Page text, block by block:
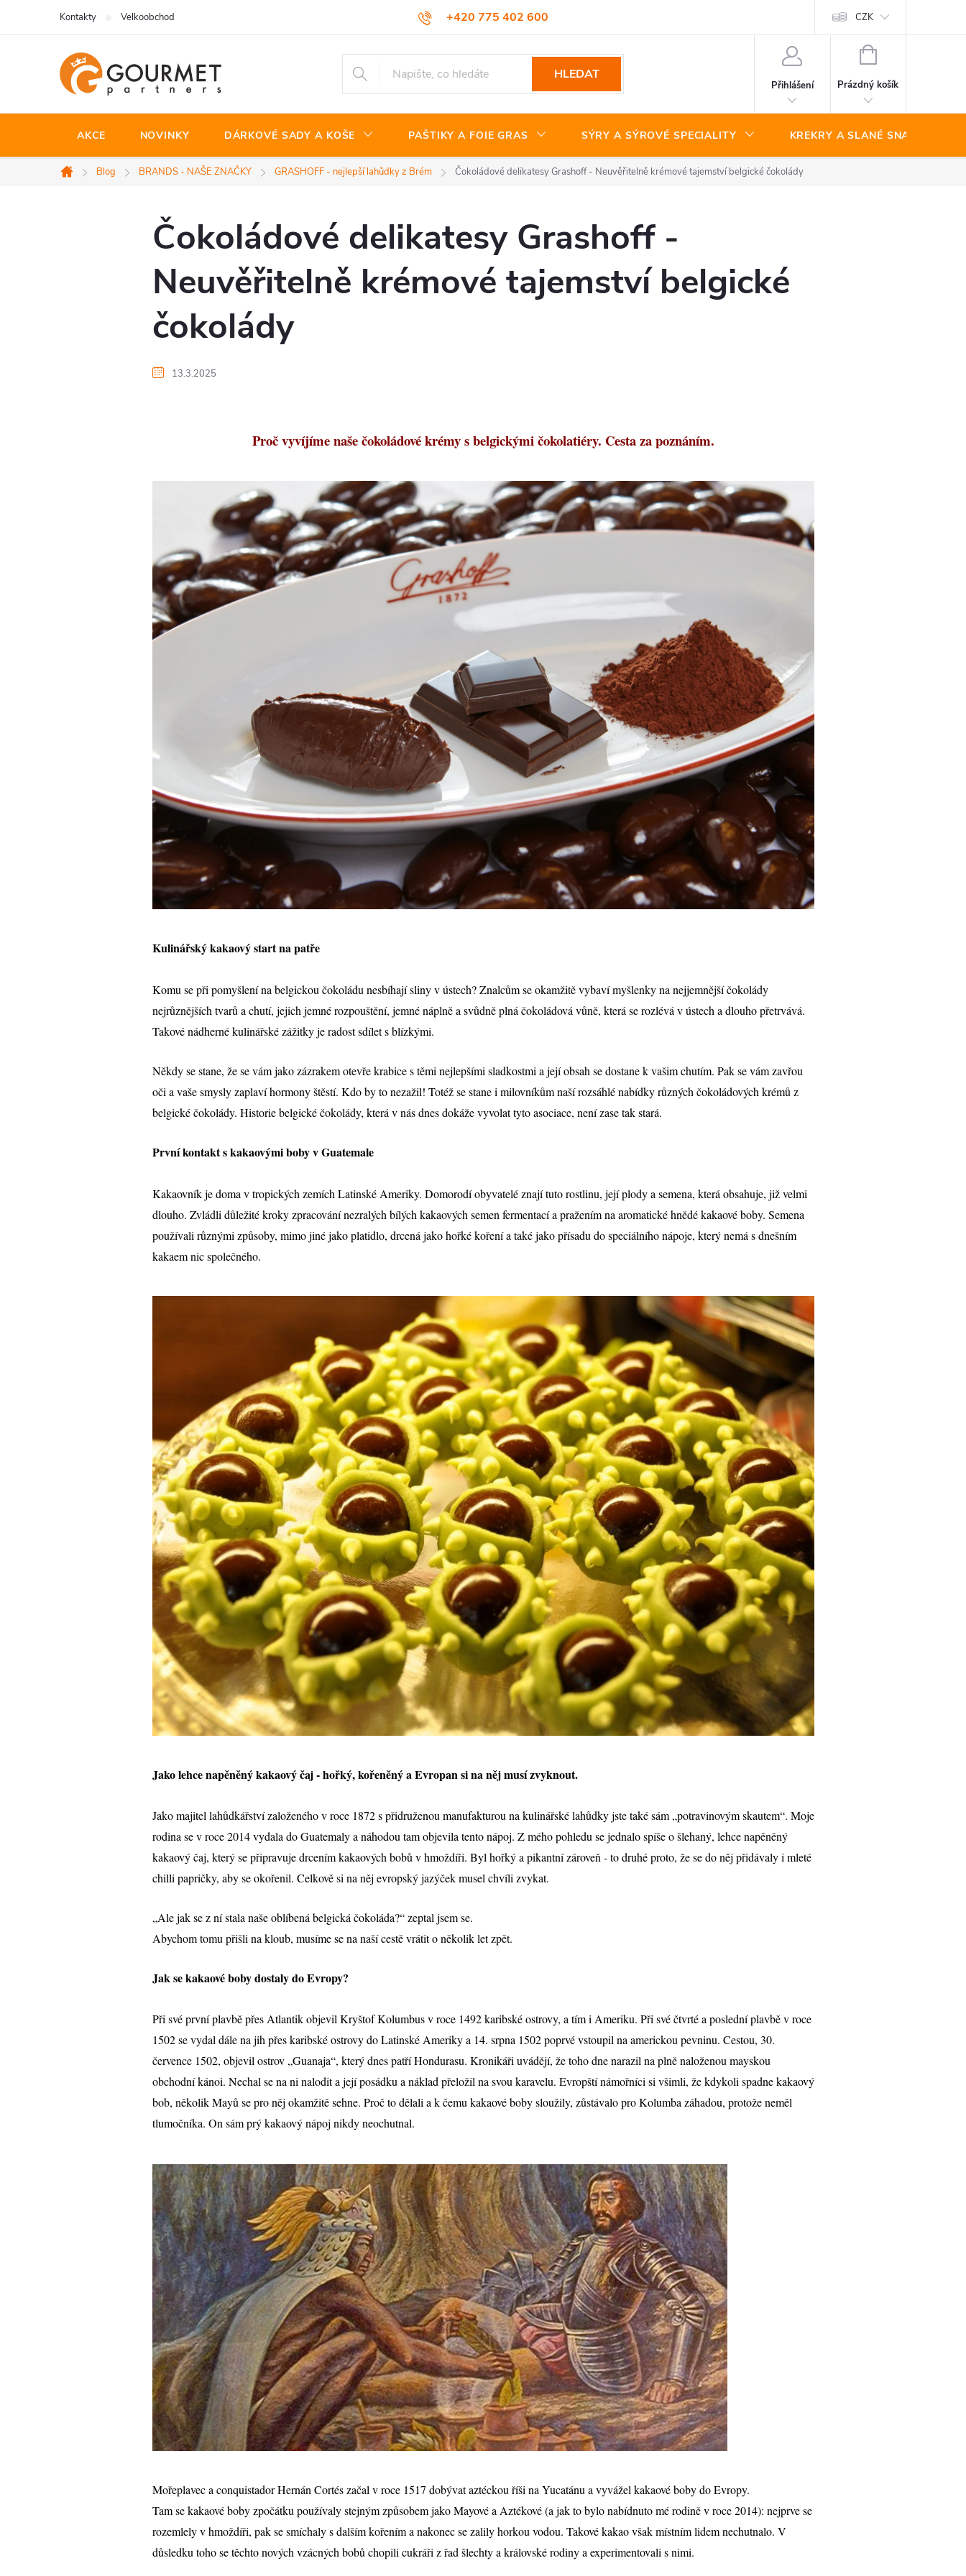
+420 775 402 600
Kontakty Velkoobchod CZK
HLEDAT
Přihlášení
NÁKUPNÍ
Prázdný košík
AKCE NOVINKY DÁRKOVÉ SADY A KOŠE PAŠTIKY A FOIE GRAS SÝRY A SÝROVÉ SPECIALITY KREKRY A SLANÉ SNACKY
Domů
Blog BRANDS - NAŠE ZNAČKY GRASHOFF - nejlepší lahůdky z Brém Čokoládové delikatesy Grashoff - Neuvěřitelně krémové tajemství belgické čokolády
Čokoládové delikatesy Grashoff -
Neuvěřitelně krémové tajemství belgické
čokolády
13.3.2025
Proč vyvíjíme naše čokoládové krémy s belgickými čokolatiéry. Cesta za poznáním.
Kulinářský kakaový start na patře
Komu se při pomyšlení na belgickou čokoládu nesbíhají sliny v ústech? Znalcům se okamžitě vybaví myšlenky na nejjemnější čokolády
nejrůznějších tvarů a chutí, jejich jemné rozpouštění, jemné náplně a svůdně plná čokoládová vůně, která se rozlévá v ústech a dlouho přetrvává.
Takové nádherné kulinářské zážitky je radost sdílet s blízkými.
Někdy se stane, že se vám jako zázrakem otevře krabice s těmi nejlepšími sladkostmi a její obsah se dostane k vašim chutím. Pak se vám zavřou
oči a vaše smysly zaplaví hormony štěstí. Kdo by to nezažil! Totéž se stane i milovníkům naší rozsáhlé nabídky různých čokoládových krémů z
belgické čokolády. Historie belgické čokolády, která v nás dnes dokáže vyvolat tyto asociace, není zase tak stará.
První kontakt s kakaovými boby v Guatemale
Kakaovník je doma v tropických zemích Latinské Ameriky. Domorodí obyvatelé znají tuto rostlinu, její plody a semena, která obsahuje, již velmi
dlouho. Zvládli důležité kroky zpracování nezralých bílých kakaových semen fermentací a pražením na aromatické hnědé kakaové boby. Semena
používali různými způsoby, mimo jiné jako platidlo, drcená jako hořké koření a také jako přísadu do speciálního nápoje, který nemá s dnešním
kakaem nic společného.
Jako lehce napěněný kakaový čaj - hořký, kořeněný a Evropan si na něj musí zvyknout.
Jako majitel lahůdkářství založeného v roce 1872 s přidruženou manufakturou na kulinářské lahůdky jste také sám „potravinovým skautem“. Moje
rodina se v roce 2014 vydala do Guatemaly a náhodou tam objevila tento nápoj. Z mého pohledu se jednalo spíše o šlehaný, lehce napěněný
kakaový čaj, který se připravuje drcením kakaových bobů v hmoždíři. Byl hořký a pikantní zároveň - to druhé proto, že se do něj přidávaly i mleté
chilli papričky, aby se okořenil. Celkově si na něj evropský jazýček musel chvíli zvykat.
„Ale jak se z ní stala naše oblíbená belgická čokoláda?“ zeptal jsem se.
Abychom tomu přišli na kloub, musíme se na naší cestě vrátit o několik let zpět.
Jak se kakaové boby dostaly do Evropy?
Při své první plavbě přes Atlantik objevil Kryštof Kolumbus v roce 1492 karibské ostrovy, a tím i Ameriku. Při své čtvrté a poslední plavbě v roce
1502 se vydal dále na jih přes karibské ostrovy do Latinské Ameriky a 14. srpna 1502 poprvé vstoupil na americkou pevninu. Cestou, 30.
července 1502, objevil ostrov „Guanaja“, který dnes patří Hondurasu. Kronikáři uvádějí, že toho dne narazil na plně naloženou mayskou
obchodní kánoi. Nechal se na ni nalodit a její posádku a náklad přeložil na svou karavelu. Evropští námořníci si všimli, že kdykoli spadne kakaový
bob, několik Mayů se pro něj okamžitě sehne. Proč to dělali a k čemu kakaové boby sloužily, zůstávalo pro Kolumba záhadou, protože neměl
tlumočníka. On sám prý kakaový nápoj nikdy neochutnal.
Mořeplavec a conquistador Hernán Cortés začal v roce 1517 dobývat aztéckou říši na Yucatánu a vyvážel kakaové boby do Evropy.
Tam se kakaové boby zpočátku používaly stejným způsobem jako Mayové a Aztékové (a jak to bylo nabídnuto mé rodině v roce 2014): nejprve se
rozemlely v hmoždíři, pak se smíchaly s dalším kořením a nakonec se zalily horkou vodou. Takové kakao však místním lidem nechutnalo. V
důsledku toho se těchto nových vzácných bobů chopili cukráři z řad šlechty a královské rodiny a experimentovali s nimi.